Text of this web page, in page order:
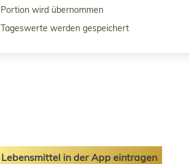
Portion wird übernommen
Tageswerte werden gespeichert
Lebensmittel in der App eintragen